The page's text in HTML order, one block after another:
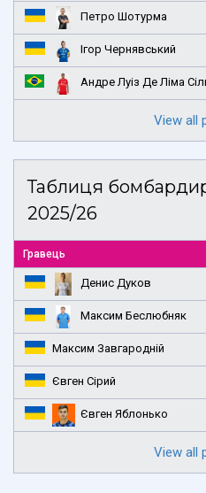
Петро Шотурма
Ігор Чернявський
Андре Луіз Де Ліма
View all
Таблиця
2025/26
Гравець
Денис Дуков
Максим Беслюбняк
Максим Завгародній
Євген Сірий
Євген Яблонько
View all